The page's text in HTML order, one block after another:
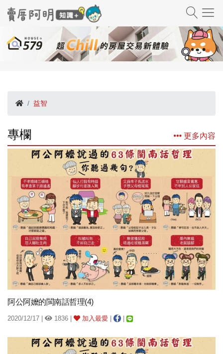
益智
專欄 更多內容
阿公阿嬤的閩南話哲理(4)
2020/12/17 | 1836 | 加入最愛 | |